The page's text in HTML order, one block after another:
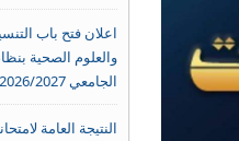
اعلان فتح باب
والعلوم الصحية
الجامعي 2026/2027م
النتيجة العامة